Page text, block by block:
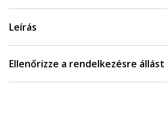
Leírás
Ellenőrizze a rendelkezésre